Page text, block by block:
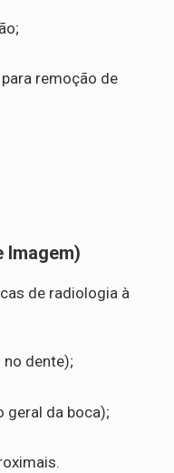
remoção de
Imagem)
de radiologia à
dente);
geral da boca);